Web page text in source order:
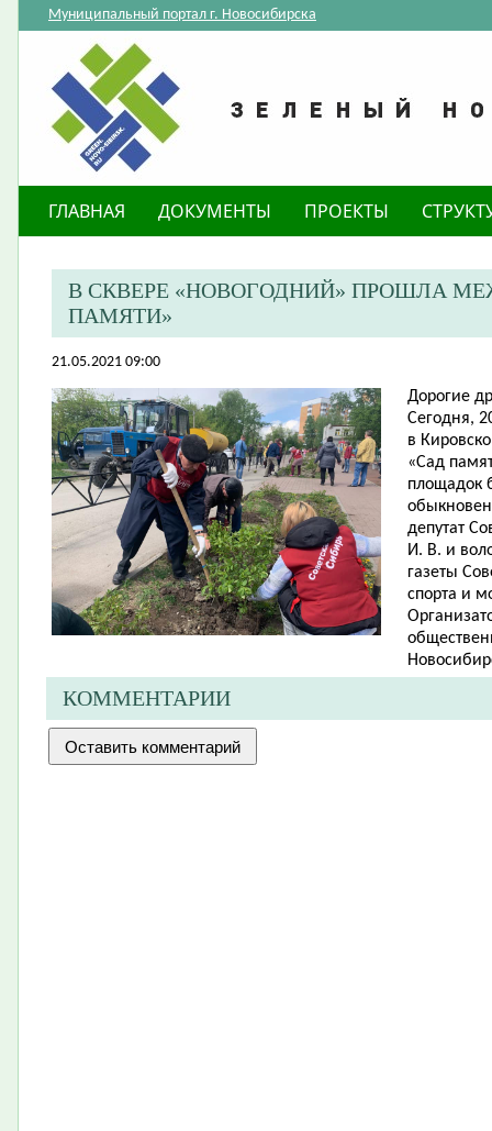
Муниципальный портал г. Новосибирска
ГЛАВНАЯ ДОКУМЕНТЫ ПРОЕКТЫ
В СКВЕРЕ «НОВОГОДНИЙ» ПРОШЛА
ПАМЯТИ»
21.05.2021 09:00
Дорогие
Сегодня,
в
«Сад
площадок
депутат
И. В. и
газеты
спорта и
КОММЕНТАРИИ